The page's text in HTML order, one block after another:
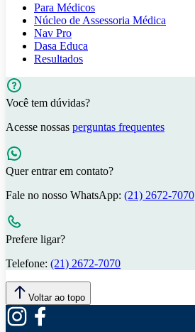
Para Médicos
Núcleo de Assessoria Médica
Nav Pro
Dasa Educa
Resultados
Você tem dúvidas?
Acesse nossas perguntas frequentes
Quer entrar em contato?
Fale no nosso WhatsApp: (21) 2672-7070
Prefere ligar?
Telefone: (21) 2672-7070
Voltar ao topo